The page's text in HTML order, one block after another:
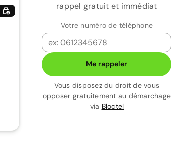
rappel gratuit et immédiat
Votre numéro de téléphone
Me rappeler
Vous disposez du droit de vous
opposer gratuitement au démarchage
via Bloctel